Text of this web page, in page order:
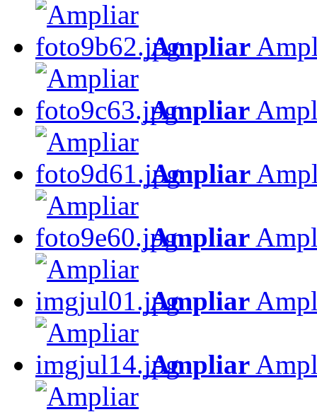
Ampliar
Ampliar
Ampliar
Ampliar
Ampliar
Ampliar